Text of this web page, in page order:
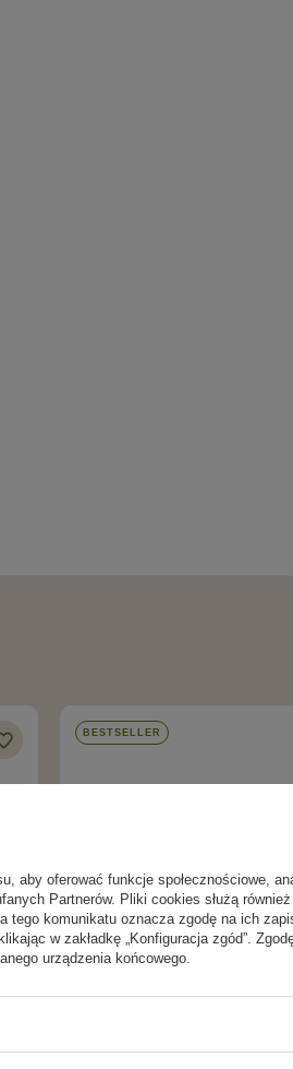
BESTSELLER
ZiemiórStop Lep na ziemiórki – 12
aby oferować funkcje społecznościowe,
Partnerów. Pliki cookies służą
tego komunikatu oznacza zgodę na ich
w zakładkę „Konfiguracja zgód”.
urządzenia końcowego.